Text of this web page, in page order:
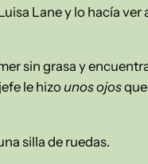
Lane y lo hacía
sin grasa y
le hizo unos ojos
silla de ruedas.